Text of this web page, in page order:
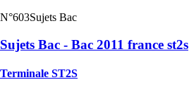
N°603Sujets Bac
Sujets Bac - Bac 2011 france st2s
Terminale ST2S